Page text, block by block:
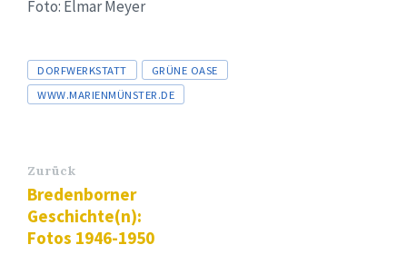
Foto: Elmar Meyer
Tags
DORFWERKSTATT
GRÜNE OASE
WWW.MARIENMÜNSTER.DE
Zurück
Bredenborner
Geschichte(n):
Fotos 1946-1950